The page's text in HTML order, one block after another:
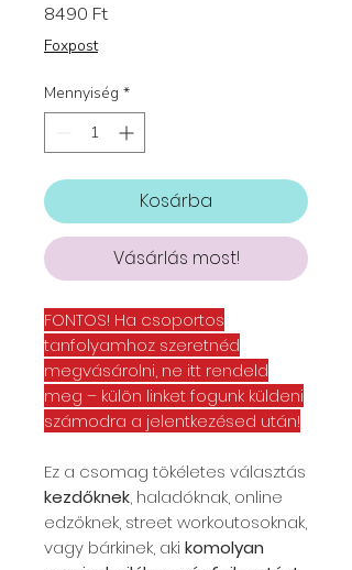
8490 FtÁr
Foxpost
Mennyiség *
Kosárba
Vásárlás most!
FONTOS! Ha csoportos
tanfolyamhoz szeretnéd
megvásárolni, ne itt rendeld
meg – külön linket fogunk küldeni
számodra a jelentkezésed után!
Ez a csomag tökéletes választás
kezdőknek, haladóknak, online
edzőknek, street workoutosoknak,
vagy bárkinek, aki komolyan